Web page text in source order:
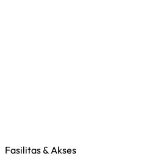
Fasilitas & Akses